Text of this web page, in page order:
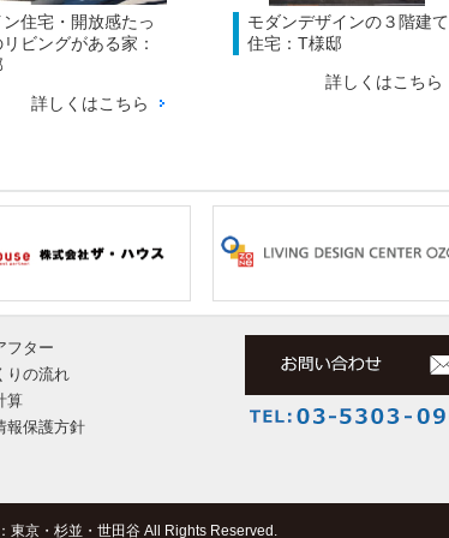
住宅・開放感たっ
ビングがある家：
詳しくはこちら
モダンデザインの３階建て
住宅：T様邸
詳しくはこちら
フター
りの流れ
算
報保護方針
東京・杉並・世田谷 All Rights Reserved.